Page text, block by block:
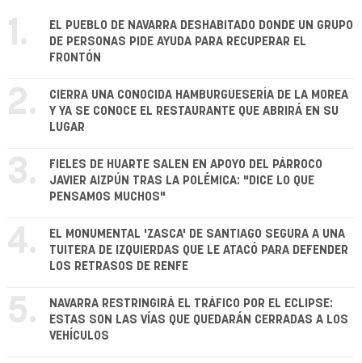
1.
EL PUEBLO DE NAVARRA DESHABITADO DONDE UN GRUPO
DE PERSONAS PIDE AYUDA PARA RECUPERAR EL
FRONTÓN
2.
CIERRA UNA CONOCIDA HAMBURGUESERÍA DE LA MOREA
Y YA SE CONOCE EL RESTAURANTE QUE ABRIRÁ EN SU
LUGAR
3.
FIELES DE HUARTE SALEN EN APOYO DEL PÁRROCO
JAVIER AIZPÚN TRAS LA POLÉMICA: "DICE LO QUE
PENSAMOS MUCHOS"
4.
EL MONUMENTAL 'ZASCA' DE SANTIAGO SEGURA A UNA
TUITERA DE IZQUIERDAS QUE LE ATACÓ PARA DEFENDER
LOS RETRASOS DE RENFE
5.
NAVARRA RESTRINGIRÁ EL TRÁFICO POR EL ECLIPSE:
ESTAS SON LAS VÍAS QUE QUEDARÁN CERRADAS A LOS
VEHÍCULOS